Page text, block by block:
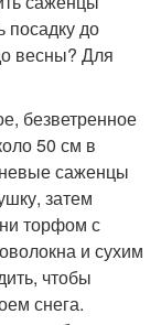
посадку до
весны? Для
безветренное
50 см в
саженцы
затем
торфом с
и сухим
чтобы
снега.